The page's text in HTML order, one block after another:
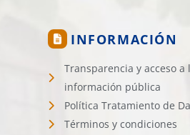
INFORMACIÓN
Transparencia y acceso a
información pública
Política Tratamiento de
Términos y condiciones